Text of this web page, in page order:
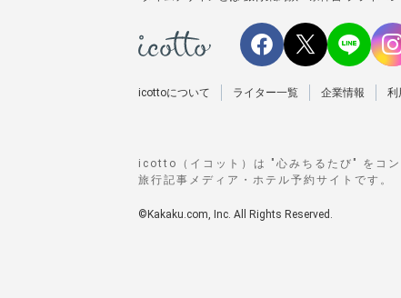
icottoについて ライター一覧 企業情報 利
icotto（イコット）は "心みちるたび" をコン
旅行記事メディア・ホテル予約サイトです。
©Kakaku.com, Inc. All Rights Reserved.